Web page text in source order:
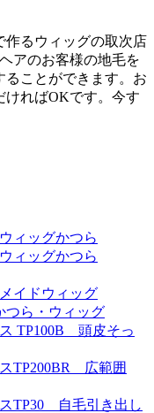
るウィッグの取次店
アのお客様の地毛を
ことができます。お
ければOKです。今す
ィッグかつら
ィッグかつら
イドウィッグ
ら・ウィッグ
TP100B 頭皮そっ
TP200BR 広範囲
TP30 自毛引き出し